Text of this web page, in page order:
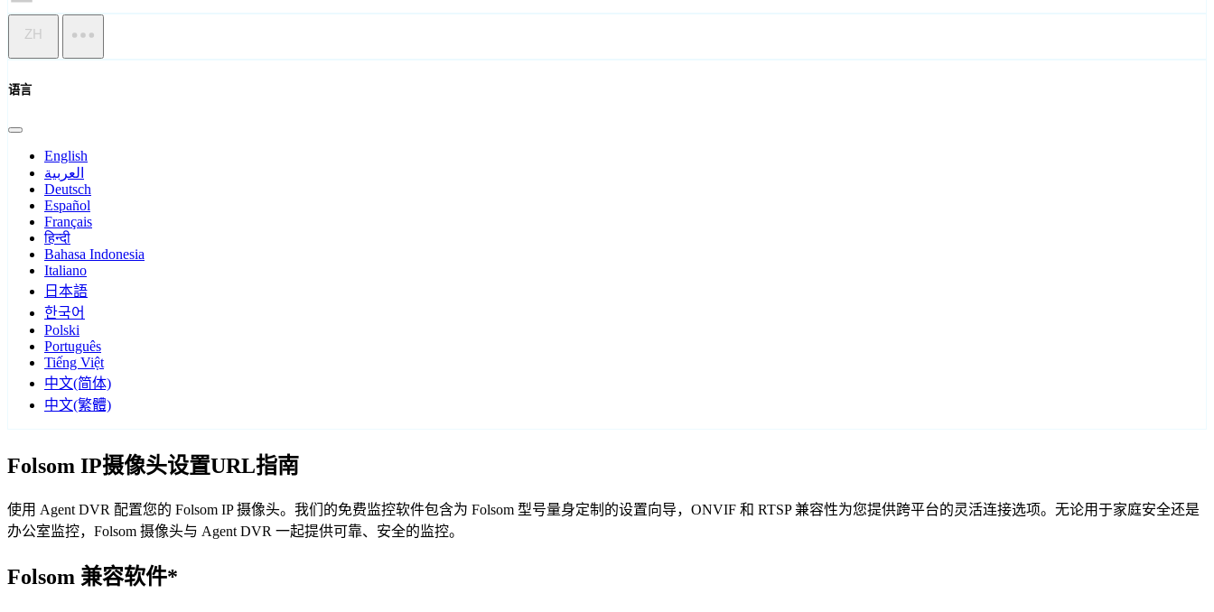
ZH
语言
English
العربية
Deutsch
Español
Français
हिन्दी
Bahasa Indonesia
Italiano
日本語
한국어
Polski
Português
Tiếng Việt
中文(简体)
中文(繁體)
Folsom IP摄像头设置URL指南
使用 Agent DVR 配置您的 Folsom IP 摄像头。我们的免费监控软件包含为 Folsom 型号量身定制的设置向导，ONVIF 和 RTSP 兼容性为您提供跨平台的灵活连接选项。无论用于家庭安全还是
办公室监控，Folsom 摄像头与 Agent DVR 一起提供可靠、安全的监控。
Folsom 兼容软件*